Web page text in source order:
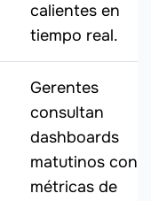
calientes en
tiempo real.
Gerentes
consultan
dashboards
matutinos con
métricas de